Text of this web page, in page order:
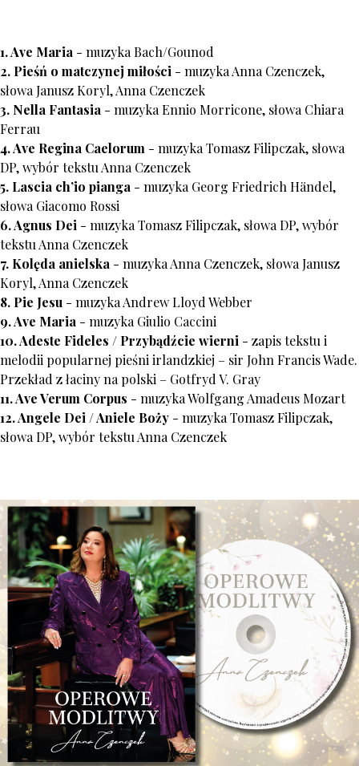
1. Ave Maria - muzyka Bach/Gounod
2. Pieśń o matczynej miłości - muzyka Anna Czenczek,
słowa Janusz Koryl, Anna Czenczek
3. Nella Fantasia - muzyka Ennio Morricone, słowa Chiara
Ferrau
4. Ave Regina Caelorum - muzyka Tomasz Filipczak, słowa
DP, wybór tekstu Anna Czenczek
5. Lascia ch’io pianga - muzyka Georg Friedrich Händel,
słowa Giacomo Rossi
6. Agnus Dei - muzyka Tomasz Filipczak, słowa DP, wybór
tekstu Anna Czenczek
7. Kolęda anielska - muzyka Anna Czenczek, słowa Janusz
Koryl, Anna Czenczek
8. Pie Jesu - muzyka Andrew Lloyd Webber
9. Ave Maria - muzyka Giulio Caccini
10. Adeste Fideles / Przybądźcie wierni - zapis tekstu i
melodii popularnej pieśni irlandzkiej – sir John Francis Wade.
Przekład z łaciny na polski – Gotfryd V. Gray
11. Ave Verum Corpus - muzyka Wolfgang Amadeus Mozart
12. Angele Dei / Aniele Boży - muzyka Tomasz Filipczak,
słowa DP, wybór tekstu Anna Czenczek